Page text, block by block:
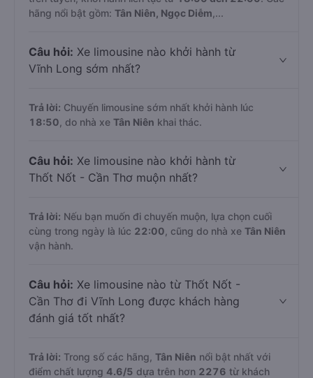
hãng nổi bật gồm: Tân Niên, Ngọc Diễm ,...
Câu hỏi: Xe limousine nào khởi hành từ
Vĩnh Long sớm nhất?
Trả lời: Chuyến limousine sớm nhất khởi hành lúc
18:50 , do nhà xe Tân Niên khai thác.
Câu hỏi: Xe limousine nào khởi hành từ
Thốt Nốt - Cần Thơ muộn nhất?
Trả lời: Nếu bạn muốn đi chuyến muộn, lựa chọn cuối
cùng trong ngày là lúc 22:00 , cũng do nhà xe Tân Niên
vận hành.
Câu hỏi: Xe limousine nào từ Thốt Nốt -
Cần Thơ đi Vĩnh Long được khách hàng
đánh giá tốt nhất?
Trả lời: Trong số các hãng, Tân Niên nổi bật nhất với
điểm chất lượng 4.6/5 dựa trên hơn 2276 từ khách